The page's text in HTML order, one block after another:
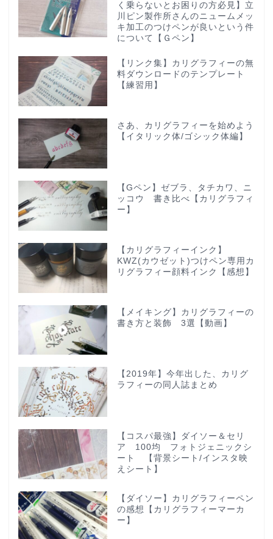
く乗らないとお困りの方必見】立
川ピン製作所さんのニュームメッ
キ加工のつけペンが良いという件
について【Ｇペン】
【リンク集】カリグラフィーの無
料ダウンロードのテンプレート
【練習用】
さあ、カリグラフィーを始めよう
【イタリック体/ゴシック体編】
【Gペン】ゼブラ、タチカワ、ニ
ッコウ 書き比べ【カリグラフィ
ー】
【カリグラフィーインク】
KWZ(カウゼット)つけペン専用カ
リグラフィー顔料インク【感想】
【メイキング】カリグラフィーの
書き方と装飾 3選【動画】
【2019年】今年出した、カリグ
ラフィーの同人誌まとめ
【コスパ最強】ダイソー＆セリ
ア 100均 フォトジェニックシ
ート 【背景シート/インスタ映
えシート】
【ダイソー】カリグラフィーペン
の感想【カリグラフィーマーカ
ー】